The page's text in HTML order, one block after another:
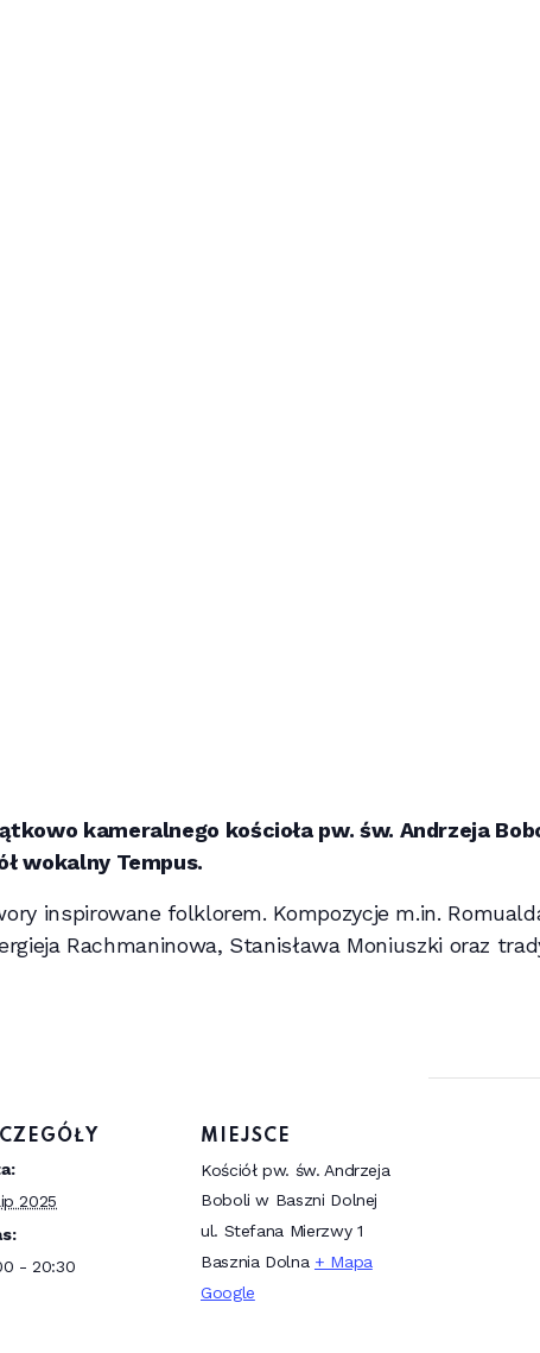
kameralnego kościoła pw. św. Andrzeja
wokalny Tempus.
inspirowane folklorem. Kompozycje m.in.
Rachmaninowa, Stanisława Moniuszki oraz
2025
- 20:30
MIEJSCE
Kościół pw. św. Andrzeja
Boboli w Baszni Dolnej
ul. Stefana Mierzwy 1
Basznia Dolna + Mapa
Google